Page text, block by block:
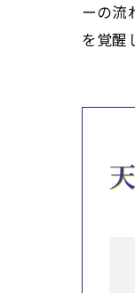
ーの流
を覚醒